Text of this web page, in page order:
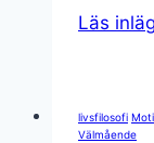
Läs
livsfilosofi
Välmående